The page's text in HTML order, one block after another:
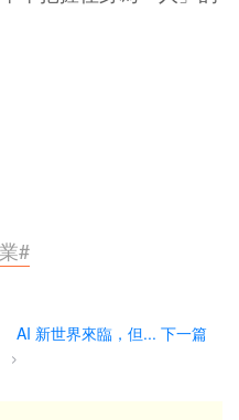
#
AI 新世界來臨，但... 下一篇
>